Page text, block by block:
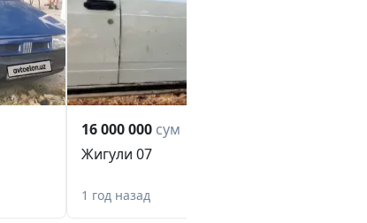
16 000 000 сум
Жигули 07
1 год назад